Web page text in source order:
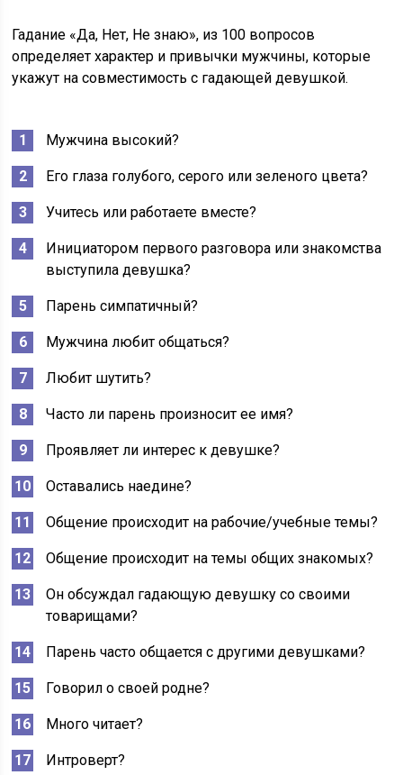
Гадание «Да, Нет, Не знаю», из 100 вопросов
определяет характер и привычки мужчины, которые
укажут на совместимость с гадающей девушкой.
Мужчина высокий?
Его глаза голубого, серого или зеленого цвета?
Учитесь или работаете вместе?
Инициатором первого разговора или знакомства
выступила девушка?
Парень симпатичный?
Мужчина любит общаться?
Любит шутить?
Часто ли парень произносит ее имя?
Проявляет ли интерес к девушке?
Оставались наедине?
Общение происходит на рабочие/учебные темы?
Общение происходит на темы общих знакомых?
Он обсуждал гадающую девушку со своими
товарищами?
Парень часто общается с другими девушками?
Говорил о своей родне?
Много читает?
Интроверт?